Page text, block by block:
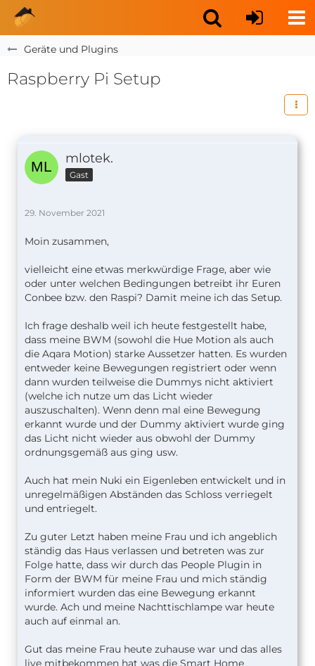
Geräte und Plugins
Raspberry Pi Setup
mlotek.
Gast
29. November 2021
Moin zusammen,
vielleicht eine etwas merkwürdige Frage, aber wie
oder unter welchen Bedingungen betreibt ihr Euren
Conbee bzw. den Raspi? Damit meine ich das Setup.
Ich frage deshalb weil ich heute festgestellt habe,
dass meine BWM (sowohl die Hue Motion als auch
die Aqara Motion) starke Aussetzer hatten. Es wurden
entweder keine Bewegungen registriert oder wenn
dann wurden teilweise die Dummys nicht aktiviert
(welche ich nutze um das Licht wieder
auszuschalten). Wenn denn mal eine Bewegung
erkannt wurde und der Dummy aktiviert wurde ging
das Licht nicht wieder aus obwohl der Dummy
ordnungsgemäß aus ging usw.
Auch hat mein Nuki ein Eigenleben entwickelt und in
unregelmäßigen Abständen das Schloss verriegelt
und entriegelt.
Zu guter Letzt haben meine Frau und ich angeblich
ständig das Haus verlassen und betreten was zur
Folge hatte, dass wir durch das People Plugin in
Form der BWM für meine Frau und mich ständig
informiert wurden das eine Bewegung erkannt
wurde. Ach und meine Nachttischlampe war heute
auch auf einmal an.
Gut das meine Frau heute zuhause war und das alles
live mitbekommen hat was die Smart Home